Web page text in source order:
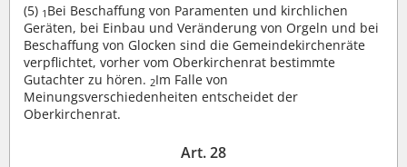
(5) 1 Bei Beschaffung von Paramenten und kirchlichen
Geräten, bei Einbau und Veränderung von Orgeln und bei
Beschaffung von Glocken sind die Gemeindekirchenräte
verpflichtet, vorher vom Oberkirchenrat bestimmte
Gutachter zu hören. 2Im Falle von
Meinungsverschiedenheiten entscheidet der
Oberkirchenrat.
Art. 28